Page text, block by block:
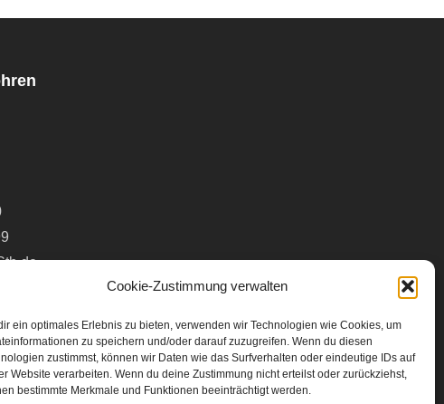
Cookie-Zustimmung verwalten
ein optimales Erlebnis zu bieten, verwenden wir Technologien wie Cookies, um
zu speichern und/oder darauf zuzugreifen. Wenn du diesen
zustimmst, können wir Daten wie das Surfverhalten oder eindeutige IDs auf
Website verarbeiten. Wenn du deine Zustimmung nicht erteilst oder zurückziehst,
bestimmte Merkmale und Funktionen beeinträchtigt werden.